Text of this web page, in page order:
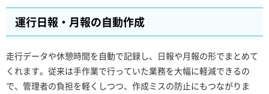
運行日報・月報の自動作成
走行データや休憩時間を自動で記録し、日報や月報の形でまとめて
くれます。従来は手作業で行っていた業務を大幅に軽減できるの
で、管理者の負担を軽くしつつ、作成ミスの防止にもつながりま